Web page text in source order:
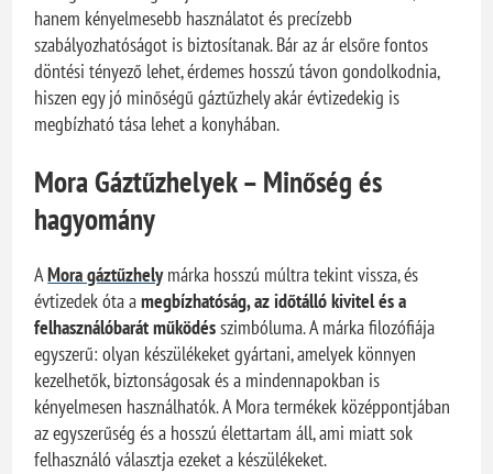
hanem kényelmesebb használatot és precízebb
szabályozhatóságot is biztosítanak. Bár az ár elsőre fontos
döntési tényező lehet, érdemes hosszú távon gondolkodnia,
hiszen egy jó minőségű gáztűzhely akár évtizedekig is
megbízható tása lehet a konyhában.
Mora Gáztűzhelyek – Minőség és
hagyomány
AMora gáztűzhelymárka hosszú múltra tekint vissza, és
évtizedek óta amegbízhatóság, az időtálló kivitel és a
felhasználóbarát működésszimbóluma. A márka filozófiája
egyszerű: olyan készülékeket gyártani, amelyek könnyen
kezelhetők, biztonságosak és a mindennapokban is
kényelmesen használhatók. A Mora termékek középpontjában
az egyszerűség és a hosszú élettartam áll, ami miatt sok
felhasználó választja ezeket a készülékeket.